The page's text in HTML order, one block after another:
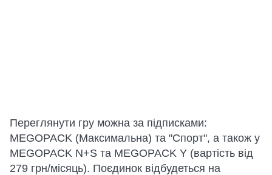
Переглянути гру можна за підписками:
MEGOPACK (Максимальна) та "Спорт", а також у
MEGOPACK N+S та MEGOPACK Y (вартість від
279 грн/місяць). Поєдинок відбудеться на